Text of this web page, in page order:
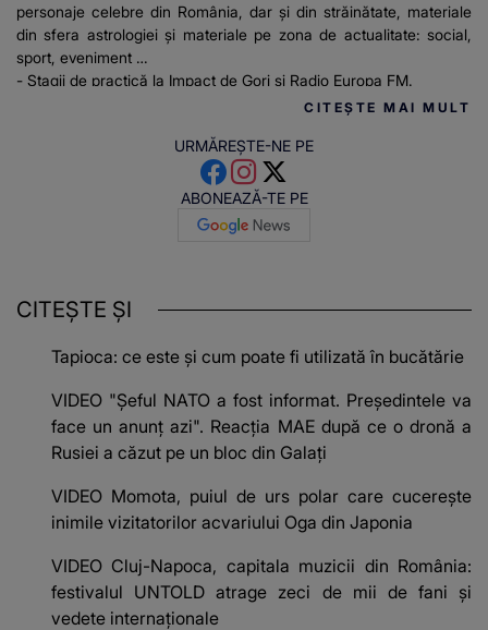
personaje celebre din România, dar și din străinătate, materiale
din sfera astrologiei și materiale pe zona de actualitate: social,
sport, eveniment
- Stagii de practică la Impact de Gorj și Radio Europa FM.
CITEȘTE MAI MULT
URMĂREȘTE-NE PE
ABONEAZĂ-TE PE
CITEȘTE ȘI
Tapioca: ce este și cum poate fi utilizată în bucătărie
VIDEO "Șeful NATO a fost informat. Președintele va
face un anunț azi". Reacția MAE după ce o dronă a
Rusiei a căzut pe un bloc din Galați
VIDEO Momota, puiul de urs polar care cucerește
inimile vizitatorilor acvariului Oga din Japonia
VIDEO Cluj-Napoca, capitala muzicii din România:
festivalul UNTOLD atrage zeci de mii de fani și
vedete internaționale